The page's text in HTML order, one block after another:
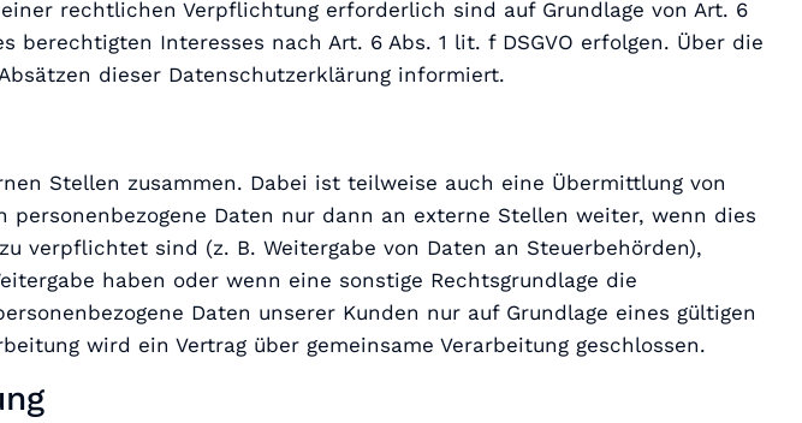
rechtlichen Verpflichtung erforderlich sind auf Grundlage von Art. 6
berechtigten Interesses nach Art. 6 Abs. 1 lit. f DSGVO erfolgen. Über die
dieser Datenschutzerklärung informiert.
Stellen zusammen. Dabei ist teilweise auch eine Übermittlung von
Daten nur dann an externe Stellen weiter, wenn dies
verpflichtet sind (z. B. Weitergabe von Daten an Steuerbehörden),
haben oder wenn eine sonstige Rechtsgrundlage die
Daten unserer Kunden nur auf Grundlage eines gültigen
wird ein Vertrag über gemeinsame Verarbeitung geschlossen.